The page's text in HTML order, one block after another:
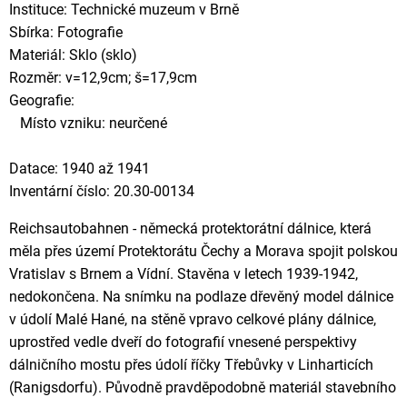
Instituce: Technické muzeum v Brně
Sbírka: Fotografie
Materiál: Sklo (sklo)
Rozměr: v=12,9cm; š=17,9cm
Geografie:
Místo vzniku: neurčené
Datace: 1940 až 1941
Inventární číslo: 20.30-00134
Reichsautobahnen - německá protektorátní dálnice, která
měla přes území Protektorátu Čechy a Morava spojit polskou
Vratislav s Brnem a Vídní. Stavěna v letech 1939-1942,
nedokončena. Na snímku na podlaze dřevěný model dálnice
v údolí Malé Hané, na stěně vpravo celkové plány dálnice,
uprostřed vedle dveří do fotografií vnesené perspektivy
dálničního mostu přes údolí říčky Třebůvky v Linharticích
(Ranigsdorfu). Původně pravděpodobně materiál stavebního